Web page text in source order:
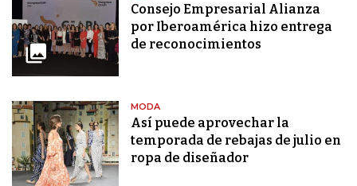
Consejo Empresarial Alianza
por Iberoamérica hizo entrega
de reconocimientos
MODA
Así puede aprovechar la
temporada de rebajas de julio en
ropa de diseñador